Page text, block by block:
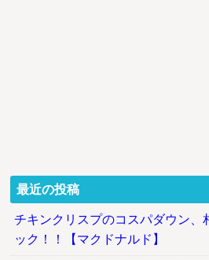
最近の投稿
チキンクリスプのコスパダウン、
ック！！【マクドナルド】